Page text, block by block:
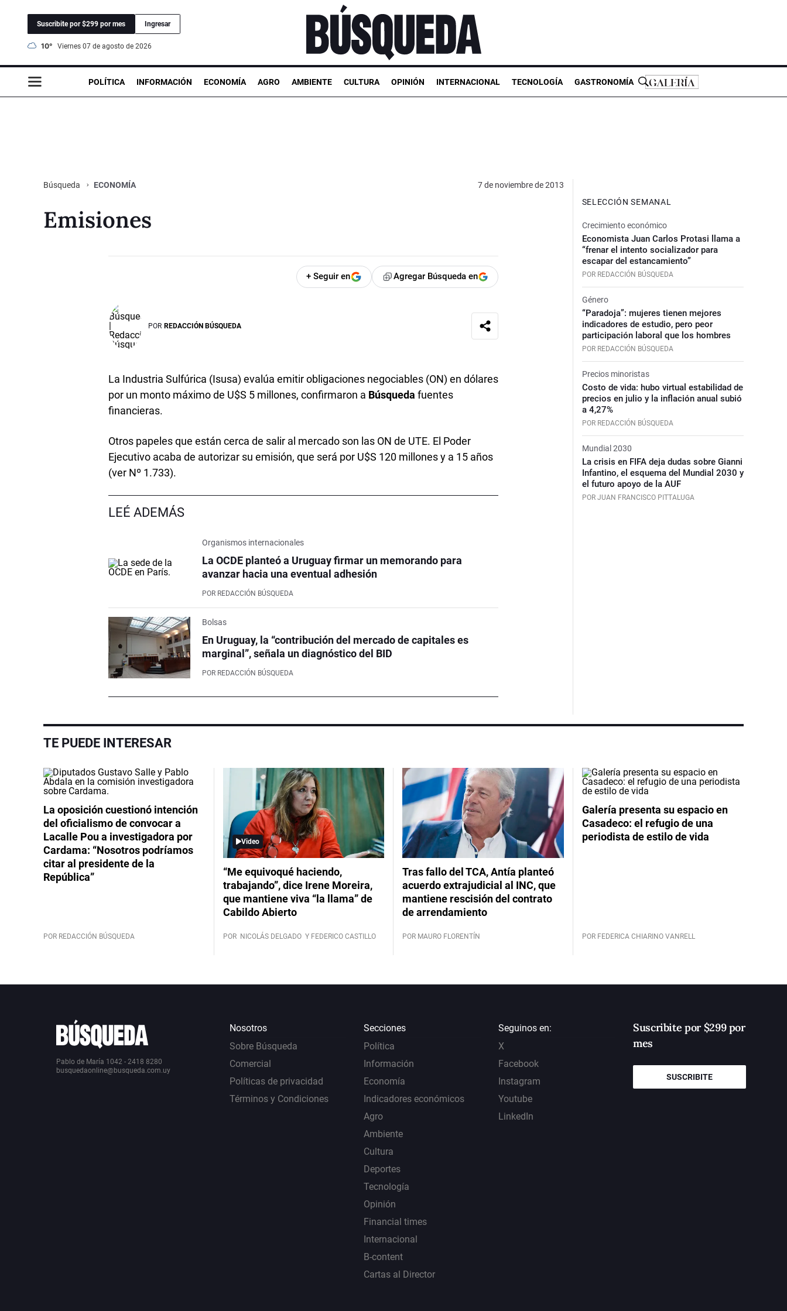
Suscribite por $299 por mes Ingresar
10° viernes 07 de agosto de 2026
POLÍTICA INFORMACIÓN ECONOMÍA AGRO AMBIENTE CULTURA OPINIÓN INTERNACIONAL TECNOLOGÍA GASTRONOMÍA
Búsqueda ECONOMÍA 7 de noviembre de 2013
Emisiones
+ Seguir en Agregar Búsqueda en
POR REDACCIÓN BÚSQUEDA
La Industria Sulfúrica (Isusa) evalúa emitir obligaciones negociables (ON) en dólares
por un monto máximo de U$S 5 millones, confirmaron a Búsqueda fuentes
financieras.
Otros papeles que están cerca de salir al mercado son las ON de UTE. El Poder
Ejecutivo acaba de autorizar su emisión, que será por U$S 120 millones y a 15 años
(ver Nº 1.733).
LEÉ ADEMÁS
Organismos internacionales
La OCDE planteó a Uruguay firmar un memorando para
avanzar hacia una eventual adhesión
POR REDACCIÓN BÚSQUEDA
Bolsas
En Uruguay, la “contribución del mercado de capitales es
marginal”, señala un diagnóstico del BID
POR REDACCIÓN BÚSQUEDA
SELECCIÓN SEMANAL
Crecimiento económico
Economista Juan Carlos Protasi llama a
“frenar el intento socializador para
escapar del estancamiento”
POR REDACCIÓN BÚSQUEDA
Género
“Paradoja”: mujeres tienen mejores
indicadores de estudio, pero peor
participación laboral que los hombres
POR REDACCIÓN BÚSQUEDA
Precios minoristas
Costo de vida: hubo virtual estabilidad de
precios en julio y la inflación anual subió
a 4,27%
POR REDACCIÓN BÚSQUEDA
Mundial 2030
La crisis en FIFA deja dudas sobre Gianni
Infantino, el esquema del Mundial 2030 y
el futuro apoyo de la AUF
POR JUAN FRANCISCO PITTALUGA
TE PUEDE INTERESAR
La oposición cuestionó intención
del oficialismo de convocar a
Lacalle Pou a investigadora por
Cardama: “Nosotros podríamos
citar al presidente de la
República”
POR REDACCIÓN BÚSQUEDA
Video
“Me equivoqué haciendo,
trabajando”, dice Irene Moreira,
que mantiene viva “la llama” de
Cabildo Abierto
POR NICOLÁS DELGADO Y FEDERICO CASTILLO
Tras fallo del TCA, Antía planteó
acuerdo extrajudicial al INC, que
mantiene rescisión del contrato
de arrendamiento
POR MAURO FLORENTÍN
Galería presenta su espacio en
Casadeco: el refugio de una
periodista de estilo de vida
POR FEDERICA CHIARINO VANRELL
Pablo de María 1042 - 2418 8280
busquedaonline@busqueda.com.uy
Nosotros
Sobre Búsqueda
Comercial
Políticas de privacidad
Términos y Condiciones
Secciones
Política
Información
Economía
Indicadores económicos
Agro
Ambiente
Cultura
Deportes
Tecnología
Opinión
Financial times
Internacional
B-content
Cartas al Director
Seguinos en:
X
Facebook
Instagram
Youtube
LinkedIn
Suscribite por $299 por
mes
SUSCRIBITE